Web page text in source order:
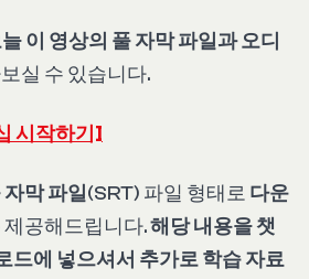
이 영상의 풀 자막 파일과 오디
실 수 있습니다.
시작하기]
막 파일(SRT) 파일 형태로 다운
공해드립니다.해당 내용을 챗
드에 넣으셔서 추가로 학습 자료